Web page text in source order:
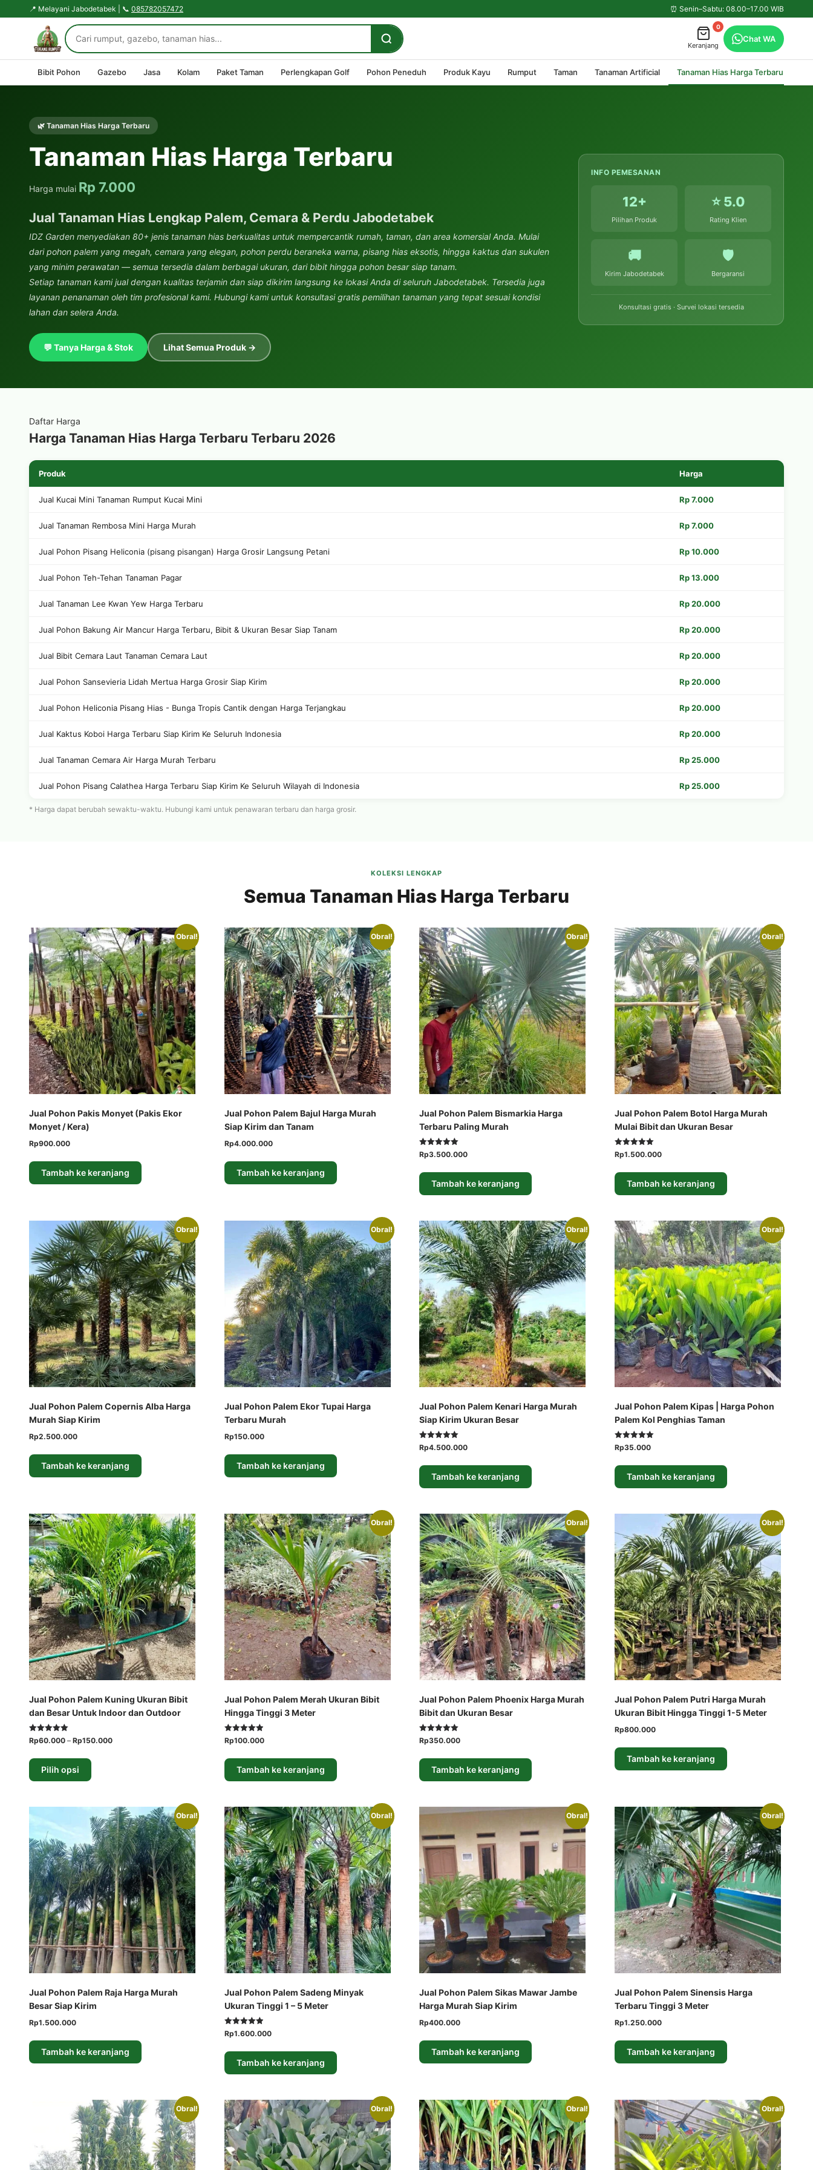
📍 Melayani Jabodetabek | 📞 085782057472 ⏰ Senin–Sabtu: 08.00–17.00 WIB
0
Keranjang
Chat WA
Bibit Pohon Gazebo Jasa Kolam Paket Taman Perlengkapan Golf Pohon Peneduh Produk Kayu Rumput Taman Tanaman Artificial Tanaman Hias Harga Terbaru
🌿 Tanaman Hias Harga Terbaru
Tanaman Hias Harga Terbaru
Harga mulai Rp 7.000
Jual Tanaman Hias Lengkap Palem, Cemara & Perdu Jabodetabek
IDZ Garden menyediakan 80+ jenis tanaman hias berkualitas untuk mempercantik rumah, taman, dan area komersial Anda. Mulai
dari pohon palem yang megah, cemara yang elegan, pohon perdu beraneka warna, pisang hias eksotis, hingga kaktus dan sukulen
yang minim perawatan — semua tersedia dalam berbagai ukuran, dari bibit hingga pohon besar siap tanam.
Setiap tanaman kami jual dengan kualitas terjamin dan siap dikirim langsung ke lokasi Anda di seluruh Jabodetabek. Tersedia juga
layanan penanaman oleh tim profesional kami. Hubungi kami untuk konsultasi gratis pemilihan tanaman yang tepat sesuai kondisi
lahan dan selera Anda.
💬 Tanya Harga & Stok Lihat Semua Produk →
INFO PEMESANAN
12+
Pilihan Produk
⭐ 5.0
Rating Klien
🚚
Kirim Jabodetabek
🛡️
Bergaransi
Konsultasi gratis · Survei lokasi tersedia
Daftar Harga
Harga Tanaman Hias Harga Terbaru Terbaru 2026
Produk Harga
Jual Kucai Mini Tanaman Rumput Kucai Mini Rp 7.000
Jual Tanaman Rembosa Mini Harga Murah Rp 7.000
Jual Pohon Pisang Heliconia (pisang pisangan) Harga Grosir Langsung Petani Rp 10.000
Jual Pohon Teh-Tehan Tanaman Pagar Rp 13.000
Jual Tanaman Lee Kwan Yew Harga Terbaru Rp 20.000
Jual Pohon Bakung Air Mancur Harga Terbaru, Bibit & Ukuran Besar Siap Tanam Rp 20.000
Jual Bibit Cemara Laut Tanaman Cemara Laut Rp 20.000
Jual Pohon Sansevieria Lidah Mertua Harga Grosir Siap Kirim Rp 20.000
Jual Pohon Heliconia Pisang Hias - Bunga Tropis Cantik dengan Harga Terjangkau Rp 20.000
Jual Kaktus Koboi Harga Terbaru Siap Kirim Ke Seluruh Indonesia Rp 20.000
Jual Tanaman Cemara Air Harga Murah Terbaru Rp 25.000
Jual Pohon Pisang Calathea Harga Terbaru Siap Kirim Ke Seluruh Wilayah di Indonesia Rp 25.000
* Harga dapat berubah sewaktu-waktu. Hubungi kami untuk penawaran terbaru dan harga grosir.
KOLEKSI LENGKAP
Semua Tanaman Hias Harga Terbaru
Obral!
Jual Pohon Pakis Monyet (Pakis Ekor
Monyet / Kera)
Harga
adalah:
Rp1.000.000.
Rp900.000Harga
adalah:
Tambah ke keranjang
Obral!
Jual Pohon Palem Bajul Harga Murah
Siap Kirim dan Tanam
Harga
adalah:
Rp4.500.000.
Rp4.000.000Harga
adalah:
Tambah ke keranjang
Obral!
Jual Pohon Palem Bismarkia Harga
Terbaru Paling Murah
Dinilai
5.00
Harga
adalah:
Rp5.000.000.
Rp3.500.000Harga
adalah:
Tambah ke keranjang
Obral!
Jual Pohon Palem Botol Harga Murah
Mulai Bibit dan Ukuran Besar
Dinilai
5.00
Harga
adalah:
Rp2.500.000.
Rp1.500.000Harga
adalah:
Tambah ke keranjang
Obral!
Jual Pohon Palem Copernis Alba Harga
Murah Siap Kirim
Harga
adalah:
Rp3.500.000.
Rp2.500.000Harga
adalah:
Tambah ke keranjang
Obral!
Jual Pohon Palem Ekor Tupai Harga
Terbaru Murah
Harga
adalah:
Rp170.000.
Rp150.000Harga
adalah:
Tambah ke keranjang
Obral!
Jual Pohon Palem Kenari Harga Murah
Siap Kirim Ukuran Besar
Dinilai
5.00
Harga
adalah:
Rp5.500.000.
Rp4.500.000Harga
adalah:
Tambah ke keranjang
Obral!
Jual Pohon Palem Kipas | Harga Pohon
Palem Kol Penghias Taman
Dinilai
5.00
Harga
adalah:
Rp50.000.
Rp35.000Harga
adalah:
Tambah ke keranjang
Jual Pohon Palem Kuning Ukuran Bibit
dan Besar Untuk Indoor dan Outdoor
Dinilai
5.00
Rp60.000 – Rp150.000Rentang
Pilih opsi
memiliki
varian.
Pilihan
ini
dapat
diambil
di
halaman
produk
Obral!
Jual Pohon Palem Merah Ukuran Bibit
Hingga Tinggi 3 Meter
Dinilai
5.00
Harga
adalah:
Rp250.000.
Rp100.000Harga
adalah:
Tambah ke keranjang
Obral!
Jual Pohon Palem Phoenix Harga Murah
Bibit dan Ukuran Besar
Dinilai
5.00
Harga
adalah:
Rp400.000.
Rp350.000Harga
adalah:
Tambah ke keranjang
Obral!
Jual Pohon Palem Putri Harga Murah
Ukuran Bibit Hingga Tinggi 1-5 Meter
Harga
adalah:
Rp1.000.000.
Rp800.000Harga
adalah:
Tambah ke keranjang
Obral!
Jual Pohon Palem Raja Harga Murah
Besar Siap Kirim
Harga
adalah:
Rp2.500.000.
Rp1.500.000Harga
adalah:
Tambah ke keranjang
Obral!
Jual Pohon Palem Sadeng Minyak
Ukuran Tinggi 1 – 5 Meter
Dinilai
5.00
Harga
adalah:
Rp2.000.000.
Rp1.600.000Harga
adalah:
Tambah ke keranjang
Obral!
Jual Pohon Palem Sikas Mawar Jambe
Harga Murah Siap Kirim
Harga
adalah:
Rp600.000.
Rp400.000Harga
adalah:
Tambah ke keranjang
Obral!
Jual Pohon Palem Sinensis Harga
Terbaru Tinggi 3 Meter
Harga
adalah:
Rp1.500.000.
Rp1.250.000Harga
adalah:
Tambah ke keranjang
Obral! Obral! Obral! Obral!